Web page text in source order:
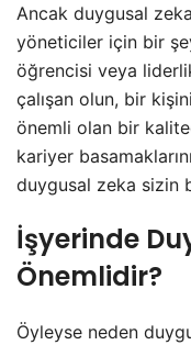
Ancak duygusal
yöneticiler için bir
öğrencisi veya
çalışan olun, bir
önemli olan bir
kariyer
duygusal zeka sizin
İşyerinde
Önemlidir?
Öyleyse neden